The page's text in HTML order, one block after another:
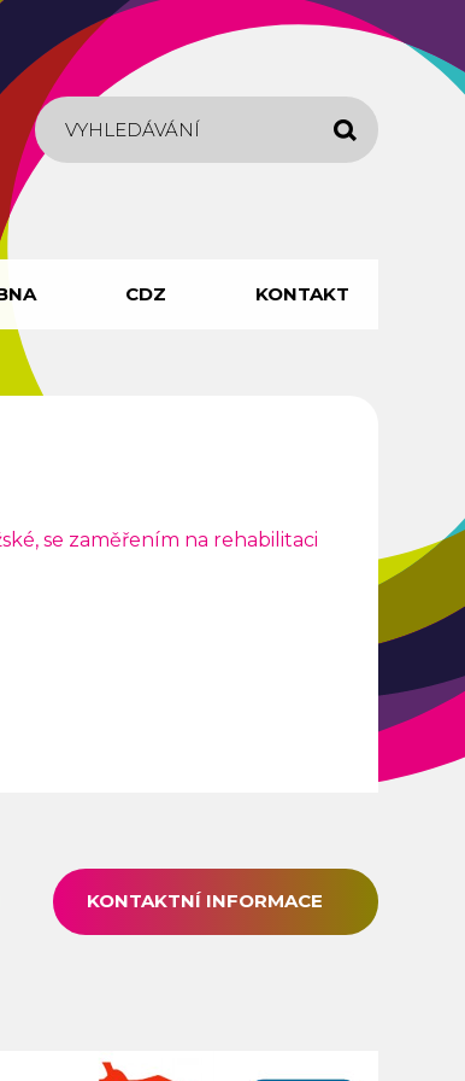
Hledat
CDZ KONTAKT
se zaměřením na rehabilitaci
KONTAKTNÍ INFORMACE